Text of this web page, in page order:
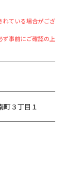
れている場合がござ
ず事前にご確認の上
町３丁目１